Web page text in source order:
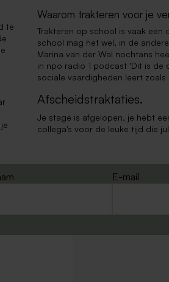
te
Waarom trakteren voor je
Trakteren op school is vaak
school mag het wel, in de
Marina van der Wal nochtans
in npo radio 1 podcast ‘Dit is
sociale vaardigheden leert
Afscheidstraktaties.
Je stage is afgelopen, je hebt
collega's voor de leuke tijd die
E-mail